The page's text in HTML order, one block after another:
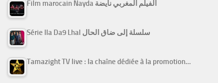
Film marocain Nayda الفيلم المغربي نايضة
Série Ila Da9 Lhal سلسلة إلى ضاق الحال
Tamazight TV live : la chaîne dédiée à la promotion…